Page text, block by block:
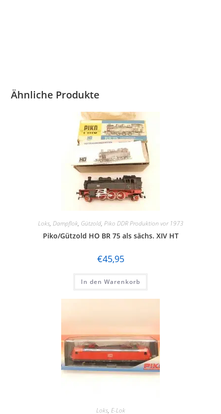
Ähnliche Produkte
Loks, Dampflok, Gützold, Piko DDR Produktion vor 1973
Piko/Gützold HO BR 75 als sächs. XIV HT
€45,95
In den Warenkorb
Loks, E-Lok